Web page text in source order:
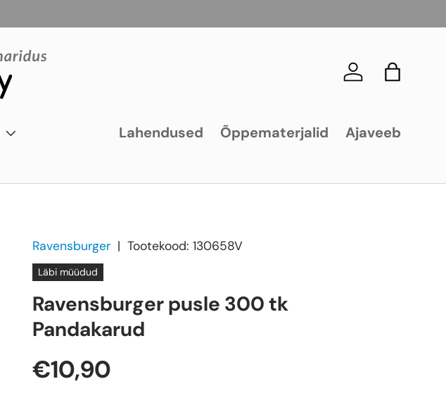
Logi sisse
Kott
Lahendused Õppematerjalid Ajaveeb
Ravensburger |Tootekood: 130658V
Läbi müüdud
Ravensburger pusle 300 tk
Pandakarud
€10,90